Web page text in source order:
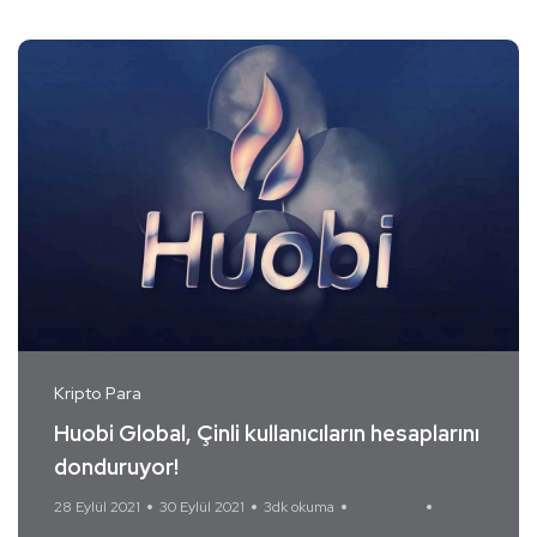
Kripto Para
Huobi Global, Çinli kullanıcıların hesaplarını
donduruyor!
28 Eylül 2021 30 Eylül 2021 3dk okuma